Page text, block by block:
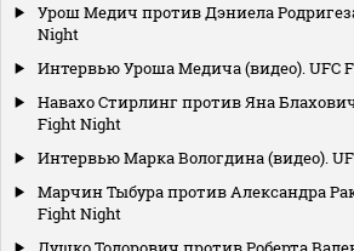
Урош Медич против Дэниела
Night
Интервью Уроша Медича (видео). UFC
Навахо Стирлинг против Яна
Fight Night
Интервью Марка Вологдина (видео).
Марчин Тыбура против Александра
Fight Night